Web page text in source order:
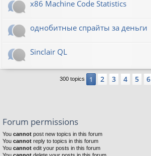
x86 Machine Code Statistics
однобитные спрайты за деньги
Sinclair QL
300 topics 1 2 3 4 5 6
Forum permissions
You cannot post new topics in this forum
You cannot reply to topics in this forum
You cannot edit your posts in this forum